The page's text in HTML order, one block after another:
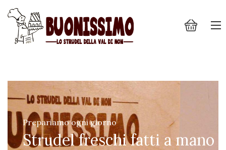
Prepariamo ogni giorno
Strudel freschi fatti a mano